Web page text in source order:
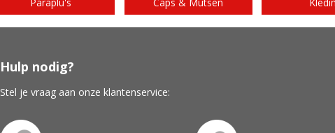
Paraplu's Caps & Mutsen
Hulp nodig?
Stel je vraag aan onze klantenservice: